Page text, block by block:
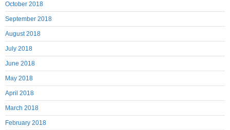
October 2018
September 2018
August 2018
July 2018
June 2018
May 2018
April 2018
March 2018
February 2018